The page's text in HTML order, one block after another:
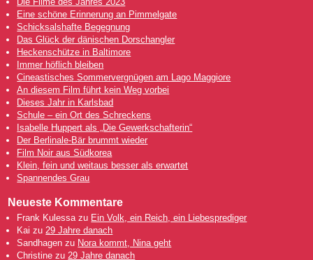
Eine schöne Erinnerung an Pimmelgate
Schicksalshafte Begegnung
Das Glück der dänischen Dorschangler
Heckenschütze in Baltimore
Immer höflich bleiben
Cineastisches Sommervergnügen am Lago Maggiore
An diesem Film führt kein Weg vorbei
Dieses Jahr in Karlsbad
Schule – ein Ort des Schreckens
Isabelle Huppert als „Die Gewerkschafterin“
Der Berlinale-Bär brummt wieder
Film Noir aus Südkorea
Klein, fein und weitaus besser als erwartet
Spannendes Grau
Neueste Kommentare
Frank Kulessa zu Ein Volk, ein Reich, ein Liebesprediger
Kai zu 29 Jahre danach
Sandhagen zu Nora kommt, Nina geht
Christine zu 29 Jahre danach